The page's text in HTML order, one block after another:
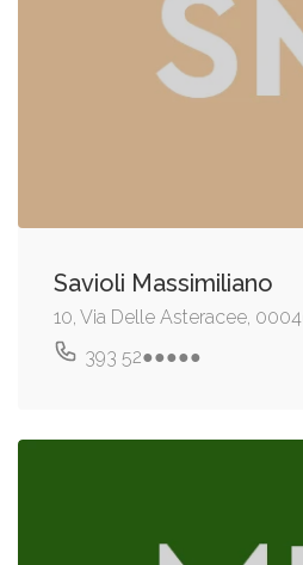
Savioli Massimiliano
10, Via Delle Asteracee,
393 52●●●●●